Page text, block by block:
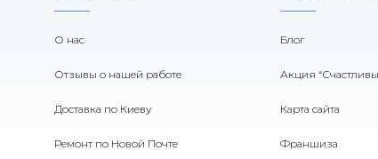
О нас
Отзывы о нашей работе
Доставка по Киеву
Ремонт по Новой Почте
Блог
Акция
Карта сайта
Франшиза